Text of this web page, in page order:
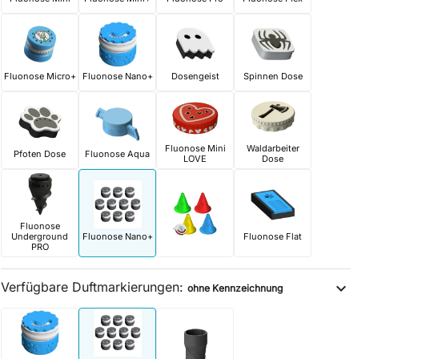
Fluonose Micro+ Fluonose Nano+ Dosengeist Spinnen Dose
Pfoten Dose Fluonose Aqua
Fluonose Mini
LOVE
Waldarbeiter
Dose
Fluonose
Underground
PRO
Fluonose Nano+ Fluonose Flat
Verfügbare Duftmarkierungen: ohne Kennzeichnung expand_more